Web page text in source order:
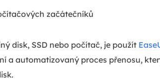
začátečníků
disk, SSD nebo počítač, je použít
a automatizovaný proces přenosu,